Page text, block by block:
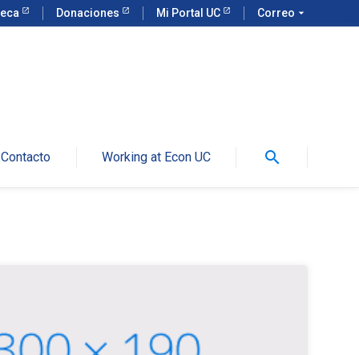
Donaciones Mi Portal UC Correo arrow_drop_down
Contacto Working at Econ UC search